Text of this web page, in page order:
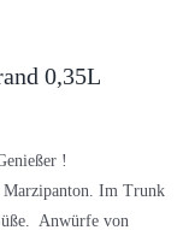
0,35L
!
Im Trunk
Anwürfe von